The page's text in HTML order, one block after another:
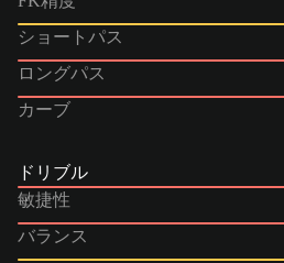
ショートパス
ロングパス
カーブ
ドリブル
敏捷性
バランス